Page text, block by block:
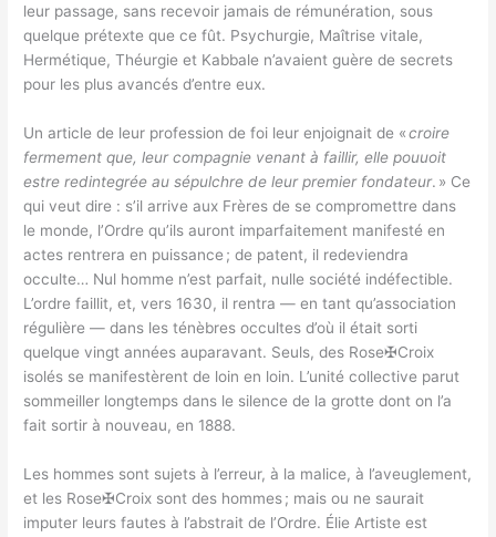
leur passage, sans recevoir jamais de rémunération, sous
quelque prétexte que ce fût. Psychurgie, Maîtrise vitale,
Hermétique, Théurgie et Kabbale n’avaient guère de secrets
pour les plus avancés d’entre eux.
Un article de leur profession de foi leur enjoignait de «croire
fermement que, leur compagnie venant à faillir, elle pouuoit
estre redintegrée au sépulchre de leur premier fondateur. » Ce
qui veut dire : s’il arrive aux Frères de se compromettre dans
le monde, l’Ordre qu’ils auront imparfaitement manifesté en
actes rentrera en puissance ; de patent, il redeviendra
occulte… Nul homme n’est parfait, nulle société indéfectible.
L’ordre faillit, et, vers 1630, il rentra — en tant qu’association
régulière — dans les ténèbres occultes d’où il était sorti
quelque vingt années auparavant. Seuls, des Rose✠Croix
isolés se manifestèrent de loin en loin. L’unité collective parut
sommeiller longtemps dans le silence de la grotte dont on l’a
fait sortir à nouveau, en 1888.
Les hommes sont sujets à l’erreur, à la malice, à l’aveuglement,
et les Rose✠Croix sont des hommes ; mais ou ne saurait
imputer leurs fautes à l’abstrait de l’Ordre. Élie Artiste est